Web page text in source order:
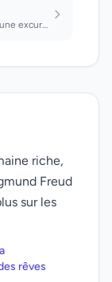
Voir faire d e la gymnastique : on fera une excursion. En faire : on accroîtra s...
riche,
Freud
sur les
rêves